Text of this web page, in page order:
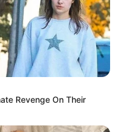
Revenge On Their